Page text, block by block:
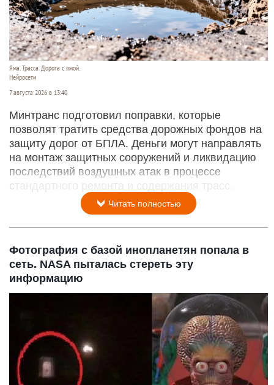
Яма. Трасса. Дорога с ямой.
Нейросети
7 августа 2026 в 13:40
Минтранс подготовил поправки, которые
позволят тратить средства дорожных фондов на
защиту дорог от БПЛА. Деньги могут направлять
на монтаж защитных сооружений и ликвидацию
последствий воздушных атак в процессе
стандартного ремонта и содержания трасс.
Читать полностью
Фотография с базой инопланетян попала в
сеть. NASA пыталась стереть эту
информацию